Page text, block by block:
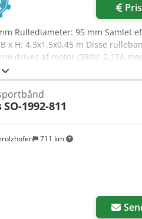
Rullediameter: 95 mm Samlet
x H: 4,3x1,5x0,45 m Disse
drives af motor (380V; 2,15A
711 km
SO-1992-811